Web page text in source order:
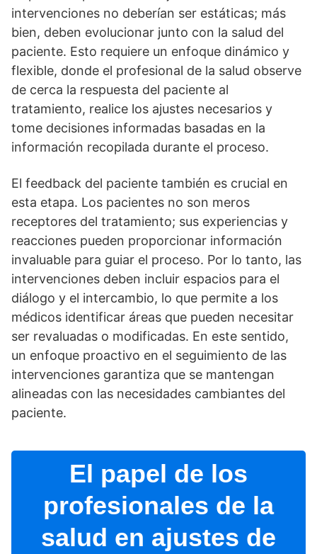
intervenciones no deberí­an ser estáticas; más
bien, deben evolucionar junto con la salud del
paciente. Esto requiere un enfoque dinámico y
flexible, donde el profesional de la salud observe
de cerca la respuesta del paciente al
tratamiento, realice los ajustes necesarios y
tome decisiones informadas basadas en la
información recopilada durante el proceso.
El feedback del paciente también es crucial en
esta etapa. Los pacientes no son meros
receptores del tratamiento; sus experiencias y
reacciones pueden proporcionar información
invaluable para guiar el proceso. Por lo tanto, las
intervenciones deben incluir espacios para el
diálogo y el intercambio, lo que permite a los
médicos identificar áreas que pueden necesitar
ser revaluadas o modificadas. En este sentido,
un enfoque proactivo en el seguimiento de las
intervenciones garantiza que se mantengan
alineadas con las necesidades cambiantes del
paciente.
El papel de los
profesionales de la
salud en ajustes de